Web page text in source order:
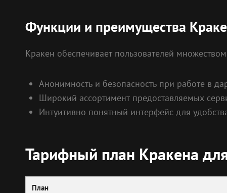
Функции и преимущества
Кракен обеспечивает пользователей
Анонимность и безопасность при работе в
Широкий ассортимент предоставляемых
Интуитивно понятный интерфейс для
Тарифный план Кракена
План